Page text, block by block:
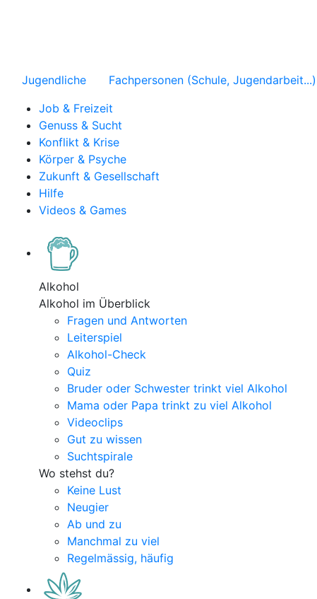
Jugendliche Fachpersonen (Schule, Jugendarbeit...)
Job & Freizeit
Genuss & Sucht
Konflikt & Krise
Körper & Psyche
Zukunft & Gesellschaft
Hilfe
Videos & Games
Alkohol
Alkohol im Überblick
Fragen und Antworten
Leiterspiel
Alkohol-Check
Quiz
Bruder oder Schwester trinkt viel Alkohol
Mama oder Papa trinkt zu viel Alkohol
Videoclips
Gut zu wissen
Suchtspirale
Wo stehst du?
Keine Lust
Neugier
Ab und zu
Manchmal zu viel
Regelmässig, häufig